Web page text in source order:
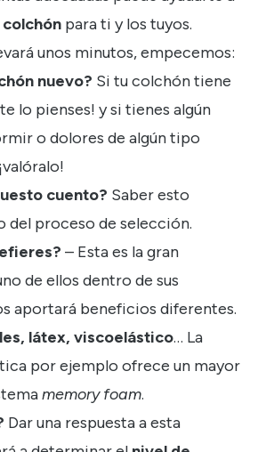
para ti y los tuyos.
unos minutos, empecemos:
nuevo? Si tu colchón tiene
lo pienses! y si tienes algún
o dolores de algún tipo
cuento? Saber esto
del proceso de selección.
– Esta es la gran
de ellos dentro de sus
aportará beneficios diferentes.
látex, viscoelástico… La
por ejemplo ofrece un mayor
memory foam.
Dar una respuesta a esta